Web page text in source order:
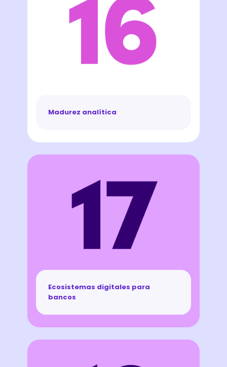
Madurez analítica
Ecosistemas digitales para
bancos